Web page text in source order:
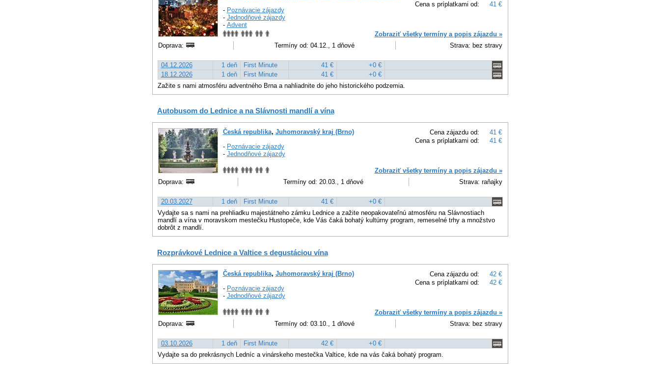
Cena s príplatkami od:
41 €
- Poznávacie zájazdy
- Jednodňové zájazdy
- Advent
Zobraziť všetky termíny a popis zájazdu »
Doprava:
Termíny od: 04.12., 1 dňové Strava: bez stravy
04.12.2026 1 deň First Minute 41 €
+0 €
18.12.2026
1 deň First Minute 41 €
+0 €
Zažite s nami atmosféru adventného Brna a nahliadnite do jeho historického podzemia.
Autobusom do Lednice a na Slávnosti mandlí a vína
Cena zájazdu od:
41 €
Cena s príplatkami od:
41 €
Česká republika, Juhomoravský kraj (Brno)
- Poznávacie zájazdy
- Jednodňové zájazdy
Zobraziť všetky termíny a popis zájazdu »
Doprava:
Termíny od: 20.03., 1 dňové Strava: raňajky
20.03.2027 1 deň First Minute 41 €
+0 €
Vydajte sa s nami na prehliadku majestátneho zámku Lednice a zažite neopakovateľnú atmosféru na Slávnostiach
mandlí a vína v moravskom mestečku Hustopeče, kde Vás čaká bohatý kultúrny program, remeselné trhy a množstvo
dobrôt z mandlí.
Rozprávkové Lednice a Valtice s degustáciou vína
Cena zájazdu od:
42 €
Cena s príplatkami od:
42 €
Česká republika, Juhomoravský kraj (Brno)
- Poznávacie zájazdy
- Jednodňové zájazdy
Zobraziť všetky termíny a popis zájazdu »
Doprava:
Termíny od: 03.10., 1 dňové Strava: bez stravy
03.10.2026 1 deň First Minute 42 €
+0 €
Vydajte sa do prekrásnych Ledníc a vinárskeho mestečka Valtice, kde na vás čaká bohatý program.